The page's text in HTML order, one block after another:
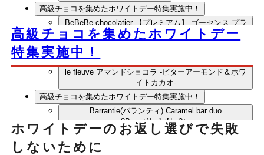
高級チョコを集めたホワイトデー特集実施中！
BeBeBe chocolatier 【プレミアム】 ゴーセンス プラ
リネ ダイヤモンド &amp; ルビー9粒入 ギフトボック
高級チョコを集めたホワイトデー特集実施中！
le fleuve アマンドショコラ -ビターアーモンド＆ホワ
イトカカオ-
高級チョコを集めたホワイトデー特集実施中！
Barrantie(バランティ) Caramel bar duo
8Box（No.1×No.2）
高級チョコを集めたホワイトデー特集実施中！
CACAObroma 3枚アソートセット
高級チョコを集めたホワイトデー
特集実施中！
ホワイトデーのお返し選びで失敗
しないために